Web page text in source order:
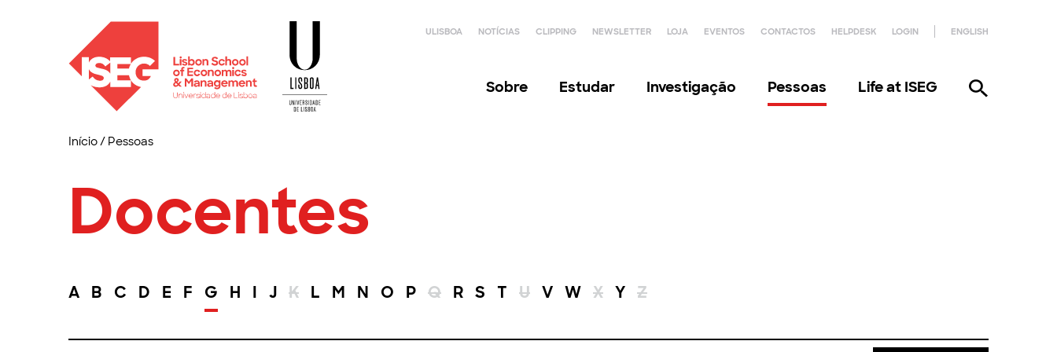
ULISBOA NOTÍCIAS CLIPPING NEWSLETTER LOJA EVENTOS CONTACTOS HELPDESK LOGIN ENGLISH
Sobre Estudar Investigação Pessoas Life at ISEG
Início/ Pessoas
Docentes
A B C D E F G H I J K L M N O P Q R S T U V W X Y Z